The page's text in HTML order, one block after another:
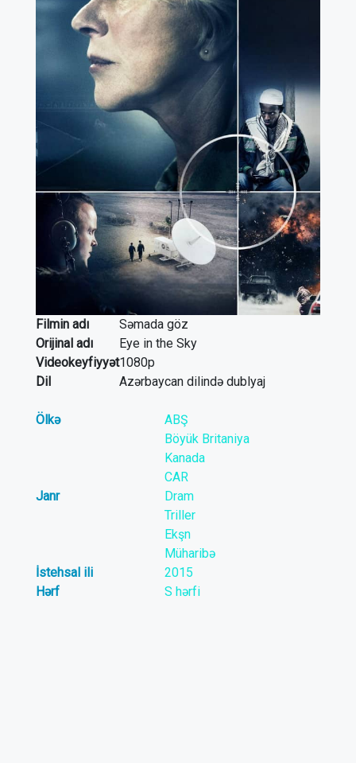
Filmin adı
Səmada göz
Orijinal adı
Eye in the Sky
Videokeyfiyyət1080p
Dil
Azərbaycan dilində dublyaj
Ölkə
ABŞ
Böyük Britaniya
Kanada
CAR
Janr
Dram
Triller
Ekşn
Müharibə
İstehsal ili
2015
Hərf
S hərfi